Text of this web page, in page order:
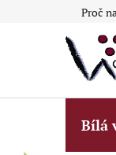
Proč
Bílá